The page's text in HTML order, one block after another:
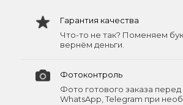
Гарантия качества
Что-то не так? Поменяем
вернём деньги.
Фотоконтроль
Фото готового заказа перед
WhatsApp, Telegram при